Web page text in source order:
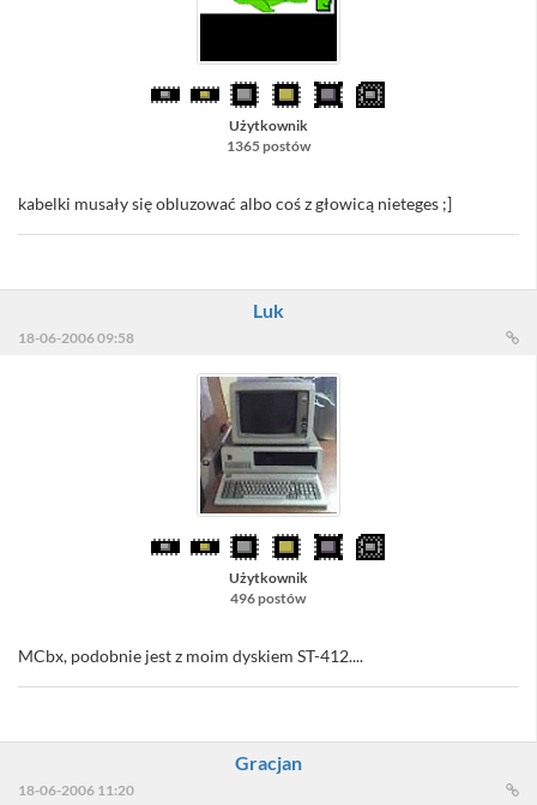
Użytkownik
1365 postów
kabelki musały się obluzować albo coś z głowicą nieteges ;]
Luk
18-06-2006 09:58
Użytkownik
496 postów
MCbx, podobnie jest z moim dyskiem ST-412....
Gracjan
18-06-2006 11:20